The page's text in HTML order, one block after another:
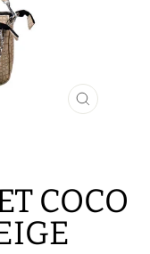
CERRAR
COCO